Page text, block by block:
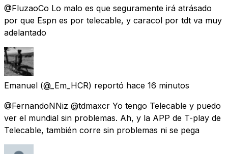
@FluzaoCo Lo malo es que seguramente irá atrásado
por que Espn es por telecable, y caracol por tdt va muy
adelantado
Emanuel (@_Em_HCR) reportó hace 16 minutos
@FernandoNNiz @tdmaxcr Yo tengo Telecable y puedo
ver el mundial sin problemas. Ah, y la APP de T-play de
Telecable, también corre sin problemas ni se pega